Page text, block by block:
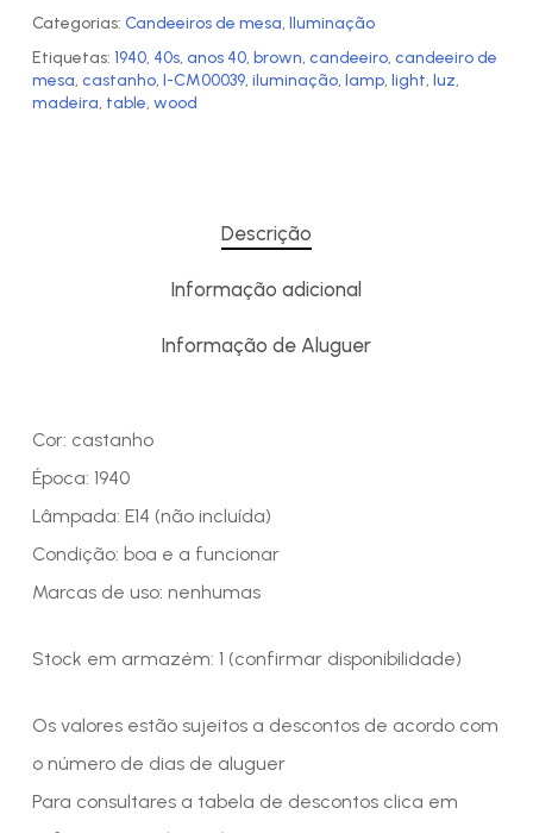
Categorias: Candeeiros de mesa, Iluminação
Etiquetas: 1940, 40s, anos 40, brown, candeeiro, candeeiro de
mesa, castanho, I-CM00039, iluminação, lamp, light, luz,
madeira, table, wood
Descrição
Informação adicional
Informação de Aluguer
Cor: castanho
Época: 1940
Lâmpada: E14 (não incluída)
Condição: boa e a funcionar
Marcas de uso: nenhumas
Stock em armazém: 1 (confirmar disponibilidade)
Os valores estão sujeitos a descontos de acordo com
o número de dias de aluguer
Para consultares a tabela de descontos clica em